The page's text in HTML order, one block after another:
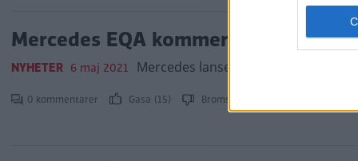
Mercedes EQA kommer i två nya
NYHETER 6 maj 2021 Mercedes lanserar två nya
0 kommentarer Gasa (15) Bromsa (14)